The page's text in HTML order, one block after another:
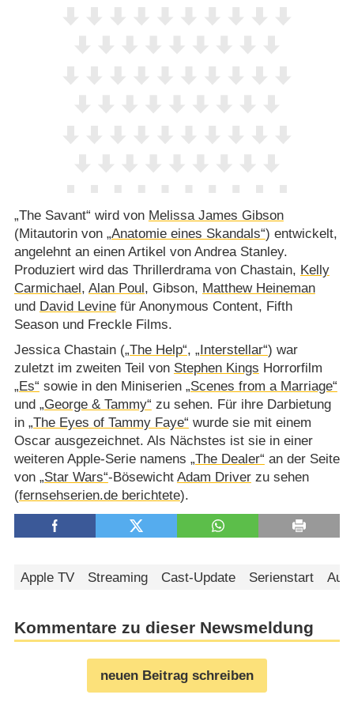
„The Savant“ wird von Melissa James Gibson
(Mitautorin von „Anatomie eines Skandals“) entwickelt,
angelehnt an einen Artikel von Andrea Stanley.
Produziert wird das Thrillerdrama von Chastain, Kelly
Carmichael, Alan Poul, Gibson, Matthew Heineman
und David Levinefür Anonymous Content, Fifth
Season und Freckle Films.
Jessica Chastain („The Help“, „Interstellar“) war
zuletzt im zweiten Teil von Stephen Kings Horrorfilm
„Es“ sowie in den Miniserien „Scenes from a Marriage“
und „George & Tammy“ zu sehen. Für ihre Darbietung
in „The Eyes of Tammy Faye“ wurde sie mit einem
Oscar ausgezeichnet. Als Nächstes ist sie in einer
weiteren Apple-Serie namens „The Dealer“ an der Seite
von „Star Wars“-Bösewicht Adam Driverzu sehen
(fernsehserien.de berichtete).
Apple TV Streaming Cast-Update Serienstart Aus
Kommentare zu dieser Newsmeldung
neuen Beitrag schreiben